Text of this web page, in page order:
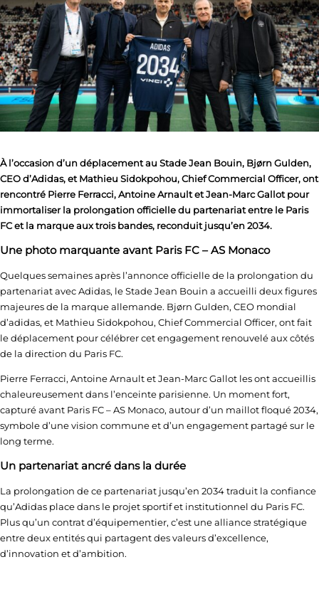
À l’occasion d’un déplacement au Stade Jean Bouin, Bjørn Gulden,
CEO d’Adidas, et Mathieu Sidokpohou, Chief Commercial Officer, ont
rencontré Pierre Ferracci, Antoine Arnault et Jean-Marc Gallot pour
immortaliser la prolongation officielle du partenariat entre le Paris
FC et la marque aux trois bandes, reconduit jusqu’en 2034.
Une photo marquante avant Paris FC – AS Monaco
Quelques semaines après l’annonce officielle de la prolongation du
partenariat avec Adidas, le Stade Jean Bouin a accueilli deux figures
majeures de la marque allemande. Bjørn Gulden, CEO mondial
d’adidas, et Mathieu Sidokpohou, Chief Commercial Officer, ont fait
le déplacement pour célébrer cet engagement renouvelé aux côtés
de la direction du Paris FC.
Pierre Ferracci, Antoine Arnault et Jean-Marc Gallot les ont accueillis
chaleureusement dans l’enceinte parisienne. Un moment fort,
capturé avant Paris FC – AS Monaco, autour d’un maillot floqué 2034,
symbole d’une vision commune et d’un engagement partagé sur le
long terme.
Un partenariat ancré dans la durée
La prolongation de ce partenariat jusqu’en 2034 traduit la confiance
qu’Adidas place dans le projet sportif et institutionnel du Paris FC.
Plus qu’un contrat d’équipementier, c’est une alliance stratégique
entre deux entités qui partagent des valeurs d’excellence,
d’innovation et d’ambition.